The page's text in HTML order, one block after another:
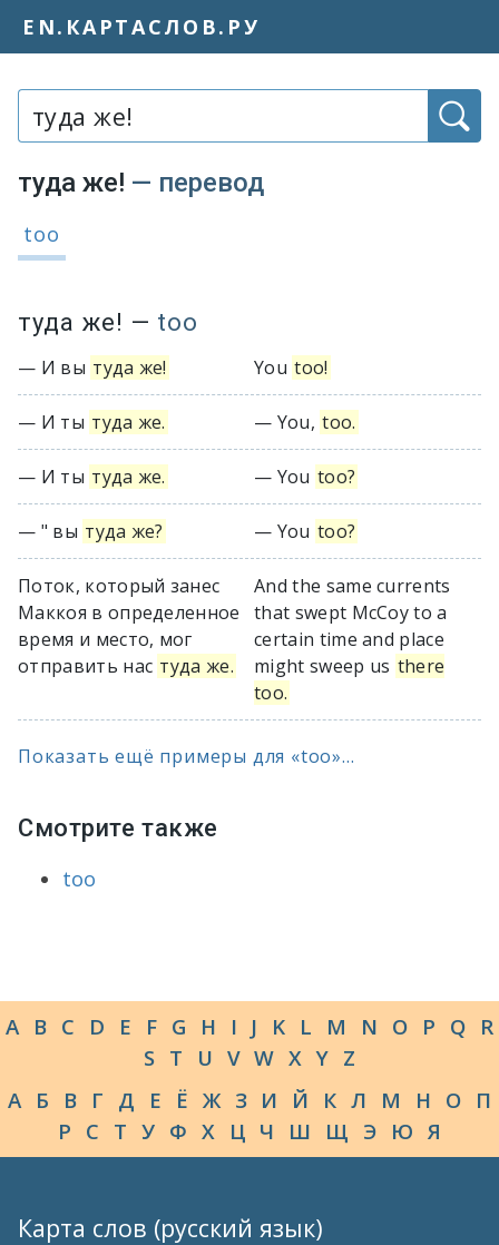
EN.КАРТАСЛОВ.РУ
туда же! — перевод
Варианты перевода
too
туда же! — too
— И вы туда же! You too!
— И ты туда же. — You, too.
— И ты туда же. — You too?
— " вы туда же? — You too?
Поток, который занес
Маккоя в определенное
время и место, мог
отправить нас туда же.
And the same currents
that swept McCoy to a
certain time and place
might sweep us there
too.
Показать ещё примеры для «too»...
Смотрите также
too
A B C D E F G H I J K L M N O P Q R
S T U V W X Y Z
А Б В Г Д Е Ё Ж З И Й К Л М Н О П
Р С Т У Ф Х Ц Ч Ш Щ Э Ю Я
Карта слов (русский язык)